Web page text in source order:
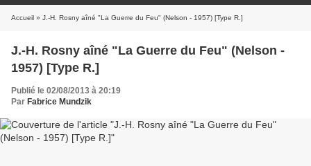
Accueil » J.-H. Rosny aîné "La Guerre du Feu" (Nelson - 1957) [Type R.]
J.-H. Rosny aîné "La Guerre du Feu" (Nelson -
1957) [Type R.]
Publié le 02/08/2013 à 20:19
Par Fabrice Mundzik